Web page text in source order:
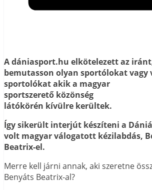
A dániasport.hu elkötelezett az
bemutasson olyan sportólokat vagy
sportolókat akik a magyar
sportszerető közönség
látókörén kívülre kerültek.
Ígysikerült interjút készíteni a
volt magyar válogatott kézilabdás,
Beatrix-el.
Merre kell járni annak, aki szeretne
Benyáts Beatrix-al?